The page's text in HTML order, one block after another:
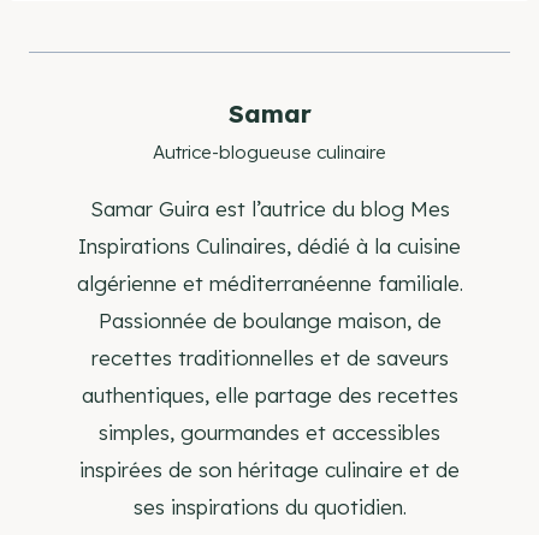
publication :
Samar
Autrice-blogueuse culinaire
Samar Guira est l’autrice du blog Mes
Inspirations Culinaires, dédié à la cuisine
algérienne et méditerranéenne familiale.
Passionnée de boulange maison, de
recettes traditionnelles et de saveurs
authentiques, elle partage des recettes
simples, gourmandes et accessibles
inspirées de son héritage culinaire et de
ses inspirations du quotidien.